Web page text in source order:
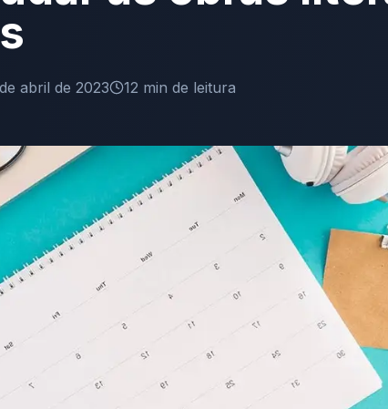
abril de 2023 12 min de leitura